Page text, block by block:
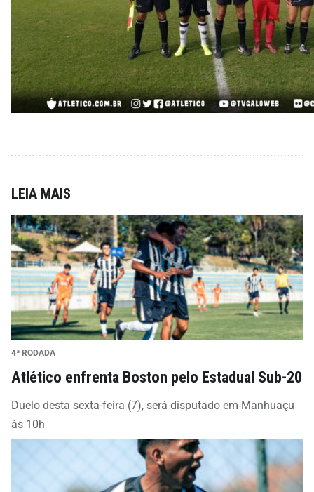
LEIA MAIS
4ª RODADA
Atlético enfrenta Boston pelo Estadual Sub-20
Duelo desta sexta-feira (7), será disputado em Manhuaçu
às 10h